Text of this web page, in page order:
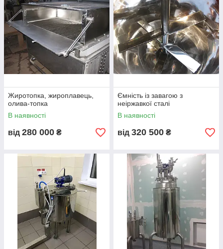
Всі ці типи ємнісного обладнання
наша команда STS Group виробляє і
запускає для таких компаній, як
ваша з 1998 року.
Жиротопка, жироплавець,
олива-топка
В наявності
від 280 000 ₴
Ємність із завагою з
неіржавкої сталі
В наявності
від 320 500 ₴